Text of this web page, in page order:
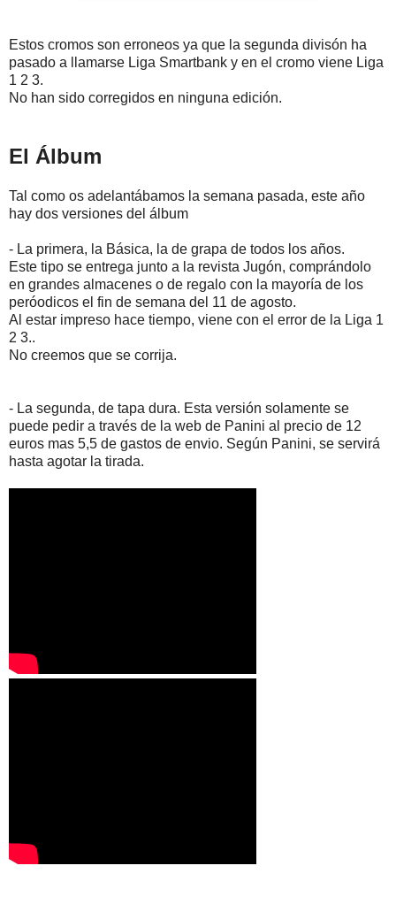
Estos cromos son erroneos ya que la segunda divisón ha
pasado a llamarse Liga Smartbank y en el cromo viene Liga
1 2 3.
No han sido corregidos en ninguna edición.
El Álbum
Tal como os adelantábamos la semana pasada, este año
hay dos versiones del álbum
- La primera, la Básica, la de grapa de todos los años.
Este tipo se entrega junto a la revista Jugón, comprándolo
en grandes almacenes o de regalo con la mayoría de los
peróodicos el fin de semana del 11 de agosto.
Al estar impreso hace tiempo, viene con el error de la Liga 1
2 3..
No creemos que se corrija.
- La segunda, de tapa dura. Esta versión solamente se
puede pedir a través de la web de Panini al precio de 12
euros mas 5,5 de gastos de envio. Según Panini, se servirá
hasta agotar la tirada.